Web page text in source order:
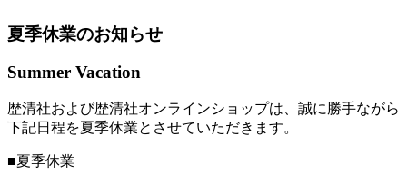
夏季休業のお知らせ
Summer Vacation
歴清社および歴清社オンラインショップは、誠に勝手ながら
下記日程を夏季休業とさせていただきます。
■夏季休業